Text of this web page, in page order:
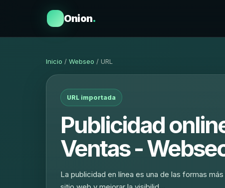
Onion.
Inicio / Webseo / URL
URL importada
Publicidad
Ventas‎ -
La publicidad en línea es una de las formas